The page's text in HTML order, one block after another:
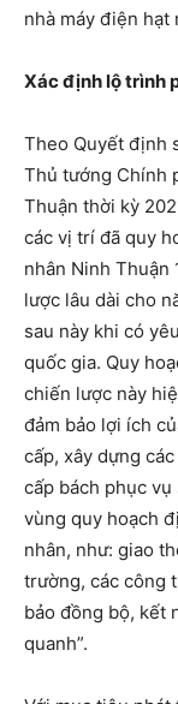
nhà máy điện hạt
Xác định lộ trình
Theo Quyết định
Thủ tướng Chính
Thuận thời kỳ
các vị trí đã quy
nhân Ninh Thuận
lược lâu dài cho
sau này khi có
quốc gia. Quy
chiến lược này
đảm bảo lợi ích
cấp, xây dựng
cấp bách phục
vùng quy hoạch
nhân, như: giao
trường, các công
bảo đồng bộ, kết
quanh”.